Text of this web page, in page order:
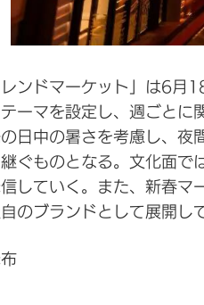
ンドマーケット」は6月
ーマを設定し、週ごと
日中の暑さを考慮し、
ぐものとなる。文化面
していく。また、新春
のブランドとして展開し